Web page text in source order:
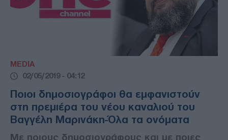
MEDIA
02/05/2019 - 04:12
Ποιοι δημοσιογράφοι θα εμφανιστούν
στη πρεμιέρα του νέου καναλιού του
Βαγγέλη Μαρινάκη-Όλα τα ονόματα
Με ποιους δημοσιογράφους και με ποιες